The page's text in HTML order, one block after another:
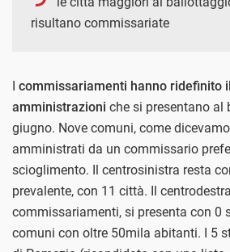
risultano commissariate
I commissariamenti hanno ridefinito
amministrazioni che si presentano
giugno. Nove comuni, come
amministrati da un commissario
scioglimento. Il centrosinistra resta
prevalente, con 11 città. Il
commissariamenti, si presenta con 0
comuni con oltre 50mila abitanti. I 5